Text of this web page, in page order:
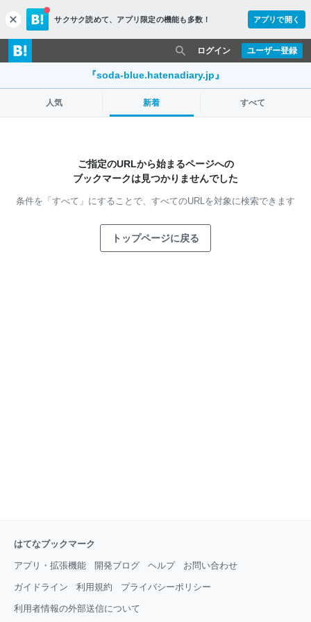
c
l
o
s
サクサク読めて、 アプリ限定の機能も多数！ アプリで開く
ユーザー登録
ログイン
『soda-blue.hatenadiary.jp』
人気 新着 すべて
ご指定のURLから始まるページへの
ブックマークは見つかりませんでした
条件を「すべて」にすることで、 すべてのURLを対象に検索できます
トップページに戻る
はてなブックマーク
アプリ・拡張機能 開発ブログ ヘルプ お問い合わせ
ガイドライン 利用規約 プライバシーポリシー
利用者情報の外部送信について